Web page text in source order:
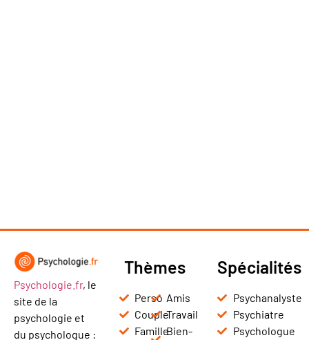
Psychologie.fr, le
site de la
psychologie et
du psychologue :
Thèmes
Perso
Couple
Famille
Amis
Travail
Bien-
Spécialités
Psychanalyste
Psychiatre
Psychologue